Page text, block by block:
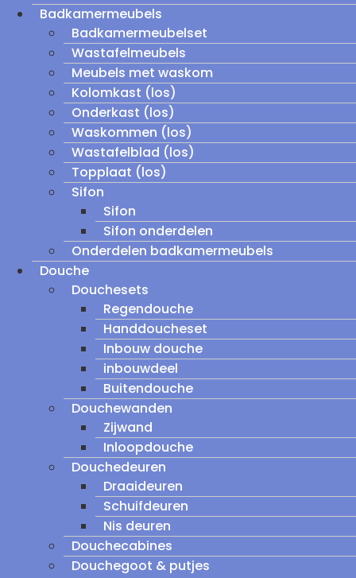
Badkamermeubels
Badkamermeubelset
Wastafelmeubels
Meubels met waskom
Kolomkast (los)
Onderkast (los)
Waskommen (los)
Wastafelblad (los)
Topplaat (los)
Sifon
Sifon
Sifon onderdelen
Onderdelen badkamermeubels
Douche
Douchesets
Regendouche
Handdoucheset
Inbouw douche
inbouwdeel
Buitendouche
Douchewanden
Zijwand
Inloopdouche
Douchedeuren
Draaideuren
Schuifdeuren
Nis deuren
Douchecabines
Douchegoot & putjes